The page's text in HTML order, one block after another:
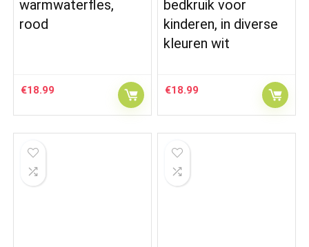
warmwaterfles,
rood
€18.99
bedkruik voor
kinderen, in diverse
kleuren wit
€18.99